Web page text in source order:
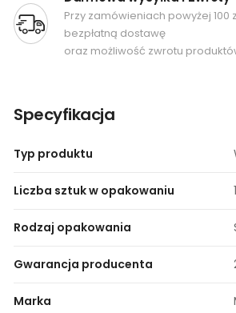
Przy zamówieniach powyżej 100
bezpłatną dostawę
oraz możliwość zwrotu
Specyfikacja
Typ produktu
Liczba sztuk w opakowaniu 1
Rodzaj opakowania
Gwarancja producenta
Marka